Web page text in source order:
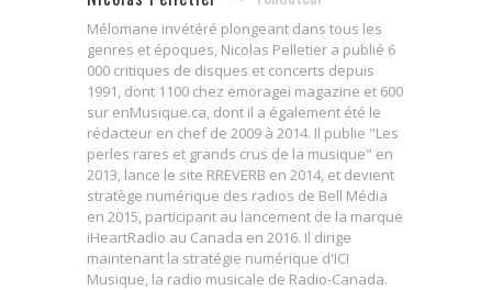
Mélomane invétéré plongeant dans tous les
genres et époques, Nicolas Pelletier a publié 6
000 critiques de disques et concerts depuis
1991, dont 1100 chez emoragei magazine et 600
sur enMusique.ca, dont il a également été le
rédacteur en chef de 2009 à 2014. Il publie "Les
perles rares et grands crus de la musique" en
2013, lance le site RREVERB en 2014, et devient
stratège numérique des radios de Bell Média
en 2015, participant au lancement de la marque
iHeartRadio au Canada en 2016. Il dirige
maintenant la stratégie numérique d'ICI
Musique, la radio musicale de Radio-Canada.